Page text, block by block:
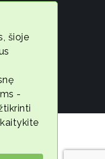
šioje
-